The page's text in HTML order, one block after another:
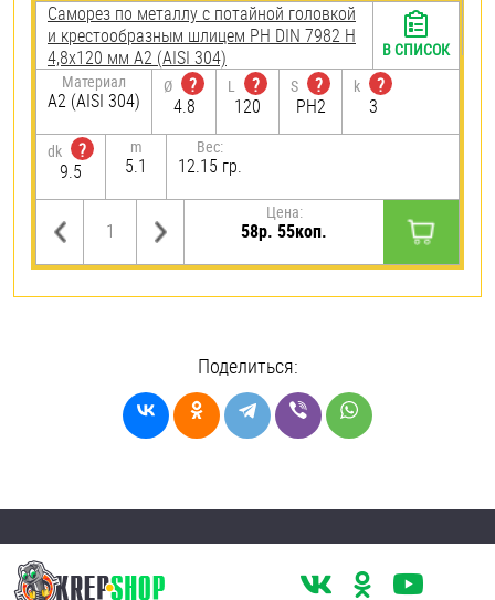
Саморез по металлу с потайной головкой
и крестообразным шлицем PH DIN 7982 H
4,8х120 мм А2 (AISI 304)
Материал
А2 (AISI 304)
Ø
?
4.8
L
?
120
S
?
PH2
k
?
3
dk
?
9.5
m
5.1
Вес:
12.15 гр.
Цена:
58р. 55коп.
В СПИСОК
Поделиться: